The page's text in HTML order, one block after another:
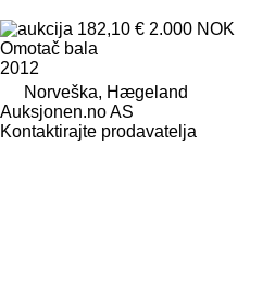
182,10 € 2.000 NOK
Omotač bala
2012
Norveška, Hægeland
Auksjonen.no AS
Kontaktirajte prodavatelja